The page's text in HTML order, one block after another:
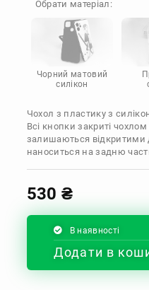
Apple
OnePlus
Google
Doogee
Motorola
Обрати матеріал:
Чорний матовий
силікон
Чохол з пластику з
Всі кнопки закриті
залишаються відкритими
наноситься на задню
530 ₴
В наявності
Додати в